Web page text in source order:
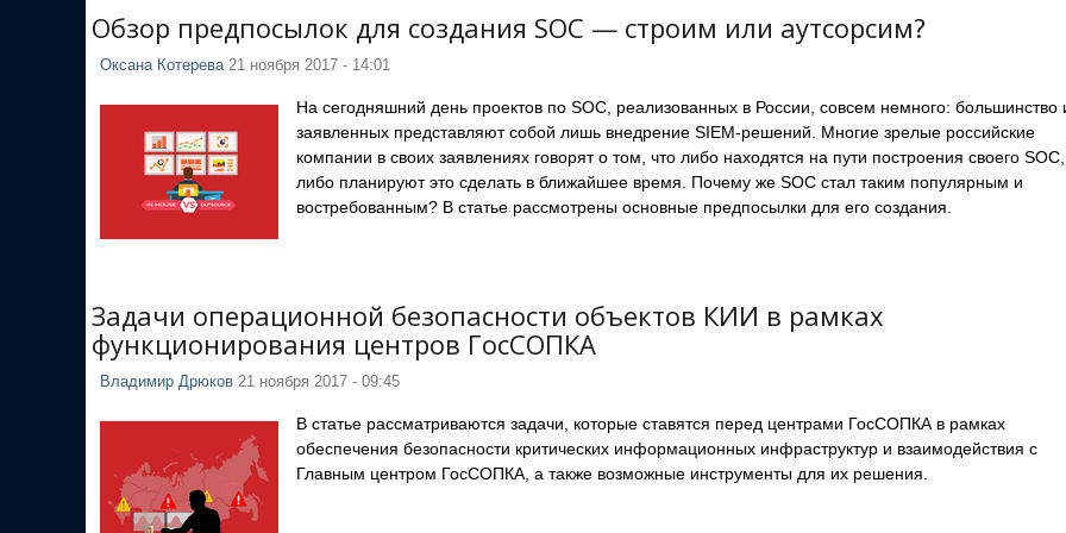
Обзор предпосылок для создания SOC — строим или аутсорсим?
Оксана Котерева21 ноября 2017 - 14:01
На сегодняшний день проектов по SOC, реализованных в России, совсем немного: большинство
заявленных представляют собой лишь внедрение SIEM-решений. Многие зрелые российские
компании в своих заявлениях говорят о том, что либо находятся на пути построения своего SOC,
либо планируют это сделать в ближайшее время. Почему же SOC стал таким популярным и
востребованным? В статье рассмотрены основные предпосылки для его создания.
Задачи операционной безопасности объектов КИИ в рамках
функционирования центров ГосСОПКА
Владимир Дрюков 21 ноября 2017 - 09:45
В статье рассматриваются задачи, которые ставятся перед центрами ГосСОПКА в рамках
обеспечения безопасности критических информационных инфраструктур и взаимодействия с
Главным центром ГосСОПКА, а также возможные инструменты для их решения.